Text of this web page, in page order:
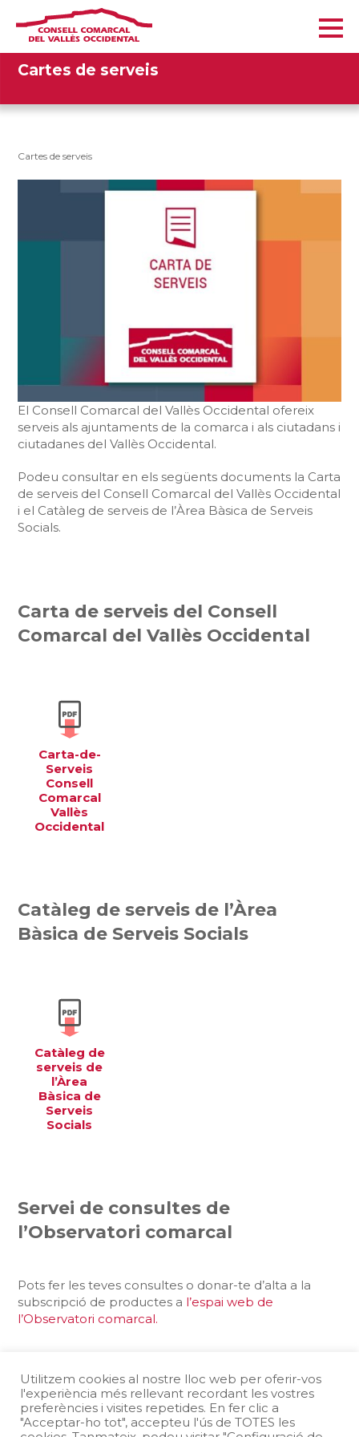
Cartes de serveis
Cartes de serveis
El Consell Comarcal del Vallès Occidental ofereix
serveis als ajuntaments de la comarca i als ciutadans i
ciutadanes del Vallès Occidental.
Podeu consultar en els següents documents la Carta
de serveis del Consell Comarcal del Vallès Occidental
i el Catàleg de serveis de l’Àrea Bàsica de Serveis
Socials.
Carta de serveis del Consell
Comarcal del Vallès Occidental
Carta-de-
Serveis
Consell
Comarcal
Vallès
Occidental
Catàleg de serveis de l’Àrea
Bàsica de Serveis Socials
Catàleg de
serveis de
l’Àrea
Bàsica de
Serveis
Socials
Servei de consultes de
l’Observatori comarcal
Pots fer les teves consultes o donar-te d’alta a la
subscripció de productes a l’espai web de
l’Observatori comarcal.
Comparteix la pàgina
Utilitzem cookies al nostre lloc web per oferir-vos
l'experiència més rellevant recordant les vostres
preferències i visites repetides. En fer clic a
"Acceptar-ho tot", accepteu l'ús de TOTES les